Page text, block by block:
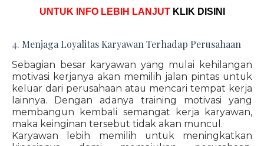
UNTUK INFO LEBIH LANJUT KLIK DISINI
4. Menjaga Loyalitas Karyawan Terhadap Perusahaan
Sebagian besar karyawan yang mulai kehilangan
motivasi kerjanya akan memilih jalan pintas untuk
keluar dari perusahaan atau mencari tempat kerja
lainnya. Dengan adanya training motivasi yang
membangun kembali semangat kerja karyawan,
maka keinginan tersebut tidak akan muncul.
Karyawan lebih memilih untuk meningkatkan